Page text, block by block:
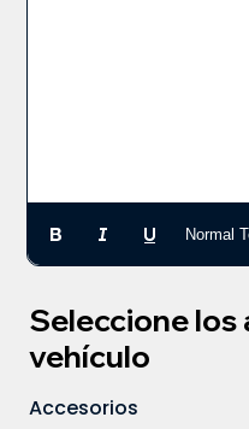
Normal
Seleccione los
vehículo
Accesorios